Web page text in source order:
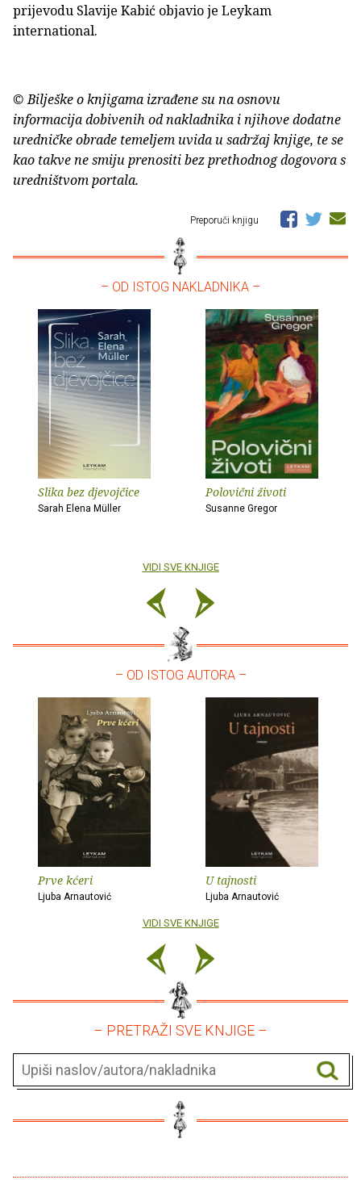
prijevodu Slavije Kabić objavio je Leykam
international.
© Bilješke o knjigama izrađene su na osnovu
informacija dobivenih od nakladnika i njihove dodatne
uredničke obrade temeljem uvida u sadržaj knjige, te se
kao takve ne smiju prenositi bez prethodnog dogovora s
uredništvom portala.
Preporuči knjigu
– OD ISTOG NAKLADNIKA –
Slika bez djevojčice
Sarah Elena Müller
Polovični životi
Susanne Gregor
VIDI SVE KNJIGE
– OD ISTOG AUTORA –
Prve kćeri
Ljuba Arnautović
U tajnosti
Ljuba Arnautović
VIDI SVE KNJIGE
– PRETRAŽI SVE KNJIGE –